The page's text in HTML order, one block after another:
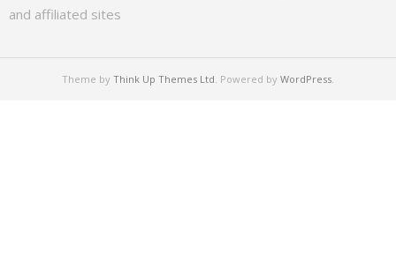
and affiliated sites
Theme by Think Up Themes Ltd. Powered by WordPress.